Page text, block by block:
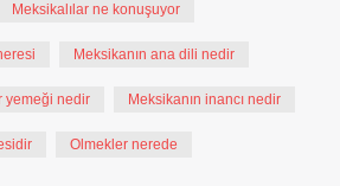
Meksikalılar ne konuşuyor
Meksikanın ana dili nedir
yemeği nedir Meksikanın inancı nedir
Olmekler nerede